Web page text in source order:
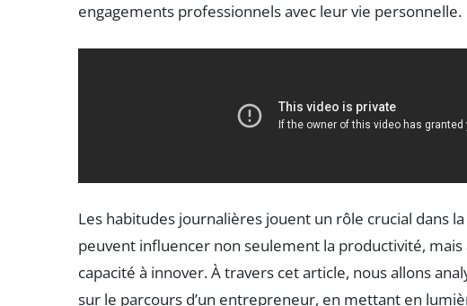
engagements professionnels avec leur vie personnelle.
Les habitudes journalières jouent un rôle crucial dans
peuvent influencer non seulement la productivité,
capacité à innover. À travers cet article, nous allons
sur le parcours d’un entrepreneur, en mettant en